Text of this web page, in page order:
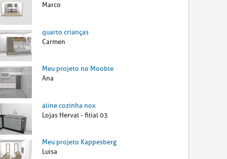
Marco
quarto crianças
Carmen
Meu projeto no Mooble
Ana
aline cozinha nox
Lojas Herval - filial 03
Meu projeto Kappesberg
Luisa